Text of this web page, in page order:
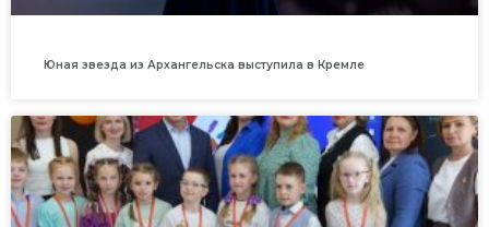
Юная звезда из Архангельска выступила в Кремле